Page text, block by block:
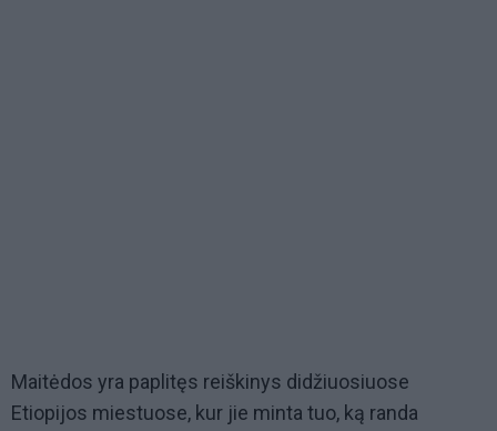
Maitėdos yra paplitęs reiškinys didžiuosiuose
Etiopijos miestuose, kur jie minta tuo, ką randa